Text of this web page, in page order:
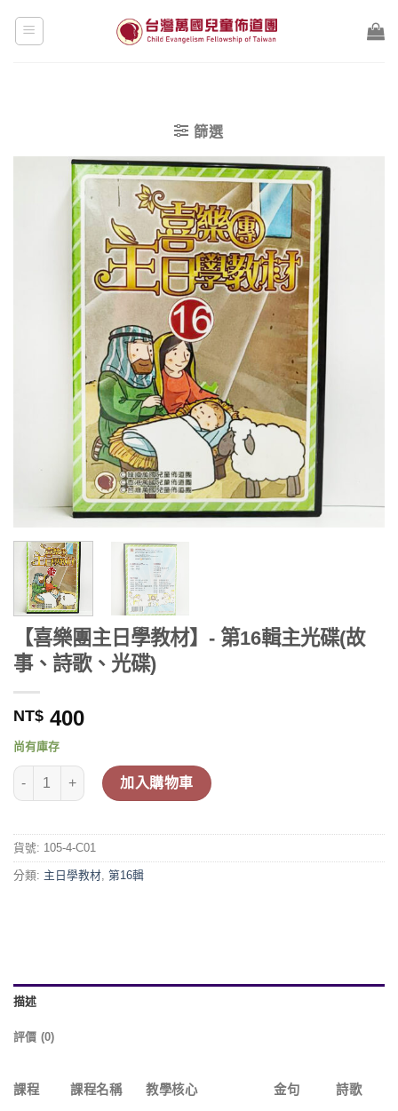
篩選
【喜樂團主日學教材】- 第16輯主光碟(故
事、詩歌、光碟)
NT$ 400
尚有庫存
【喜樂團主日學教材】- 第16輯主光碟(故事、詩歌、光碟) 數量
加入購物車
貨號: 105-4-C01
分類: 主日學教材 第16輯
描述
評價 (0)
課程 課程名稱 教學核心 金句 詩歌